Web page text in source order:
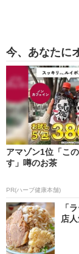
今、あなたに
アマゾン1位「こ
す」噂のお茶
PR(ハーブ健康本舗)
「
店